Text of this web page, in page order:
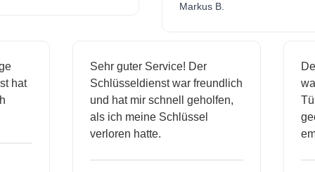
Markus B.
hat
Sehr guter Service! Der
Schlüsseldienst war freundlich
und hat mir schnell geholfen,
als ich meine Schlüssel
verloren hatte.